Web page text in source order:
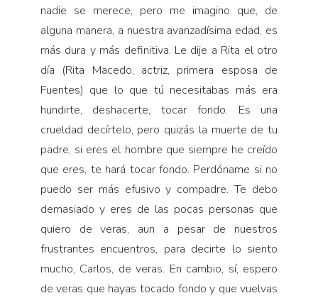
nadie se merece, pero me imagino que, de
alguna manera, a nuestra avanzadísima edad, es
más dura y más definitiva. Le dije a Rita el otro
día (Rita Macedo, actriz, primera esposa de
Fuentes) que lo que tú necesitabas más era
hundirte, deshacerte, tocar fondo. Es una
crueldad decírtelo, pero quizás la muerte de tu
padre, si eres el hombre que siempre he creído
que eres, te hará tocar fondo. Perdóname si no
puedo ser más efusivo y compadre. Te debo
demasiado y eres de las pocas personas que
quiero de veras, aun a pesar de nuestros
frustrantes encuentros, para decirte lo siento
mucho, Carlos, de veras. En cambio, sí, espero
de veras que hayas tocado fondo y que vuelvas